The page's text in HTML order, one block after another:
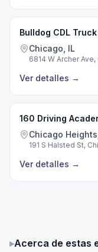
Bulldog CDL
Chicago, IL
6814 W Archer
Ver detalles →
160 Driving
Chicago
191 S Halsted St,
Ver detalles →
▸Acerca de estas